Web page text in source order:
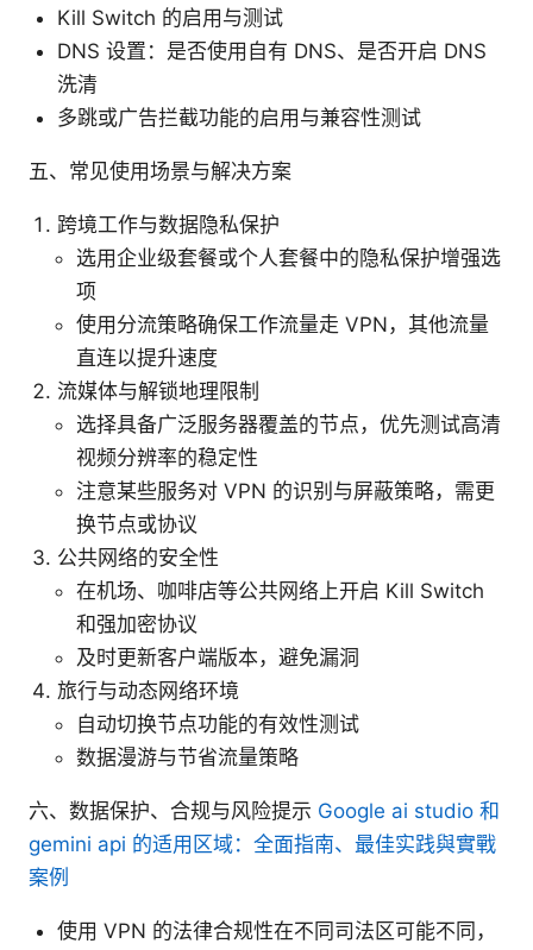
Kill Switch 的启用与测试
DNS 设置：是否使用自有 DNS、是否开启 DNS
洗清
多跳或广告拦截功能的启用与兼容性测试
五、常见使用场景与解决方案
跨境工作与数据隐私保护
选用企业级套餐或个人套餐中的隐私保护增强选
项
使用分流策略确保工作流量走 VPN，其他流量
直连以提升速度
流媒体与解锁地理限制
选择具备广泛服务器覆盖的节点，优先测试高清
视频分辨率的稳定性
注意某些服务对 VPN 的识别与屏蔽策略，需更
换节点或协议
公共网络的安全性
在机场、咖啡店等公共网络上开启 Kill Switch
和强加密协议
及时更新客户端版本，避免漏洞
旅行与动态网络环境
自动切换节点功能的有效性测试
数据漫游与节省流量策略
六、数据保护、合规与风险提示 Google ai studio 和
gemini api 的适用区域：全面指南、最佳实践與實戰
案例
使用 VPN 的法律合规性在不同司法区可能不同，